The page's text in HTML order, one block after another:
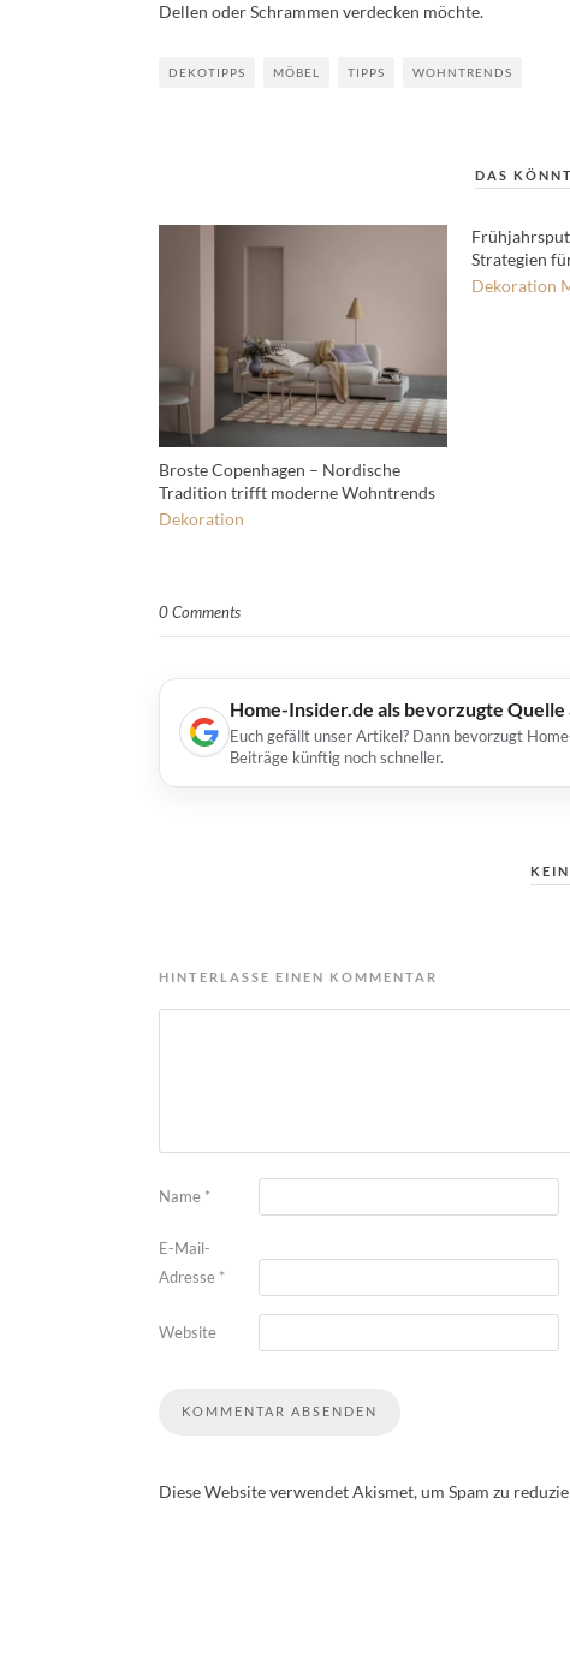
Dellen oder Schrammen verdecken möchte.
DEKOTIPPS MÖBEL TIPPS WOHNTRENDS
DAS
Broste Copenhagen – Nordische
Tradition trifft moderne Wohntrends
Dekoration
Strategien
Dekoration
0 Comments
Home-Insider.de als bevorzugte Quelle
Euch gefällt unser Artikel? Dann bevorzugt
Beiträge künftig noch schneller.
HINTERLASSE EINEN KOMMENTAR
Name *
E-Mail-
Adresse *
Website
Diese Website verwendet Akismet, um Spam zu